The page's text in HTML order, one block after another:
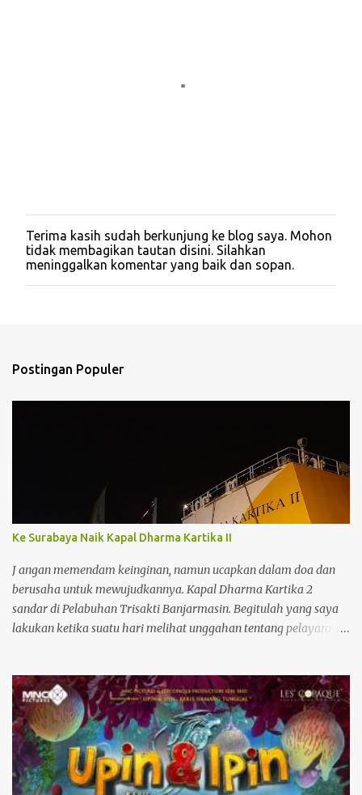
P
o
s
t
m
n
Terima kasih sudah berkunjung ke blog saya. Mohon
tidak membagikan tautan disini. Silahkan
meninggalkan komentar yang baik dan sopan.
Postingan Populer
Ke Surabaya Naik Kapal Dharma Kartika II
J angan memendam keinginan, namun ucapkan dalam doa dan
berusaha untuk mewujudkannya. Kapal Dharma Kartika 2
sandar di Pelabuhan Trisakti Banjarmasin. Begitulah yang saya
lakukan ketika suatu hari melihat unggahan tentang pelayaran
penyeberangan dari Surabaya ke Banjarmasin dan sebaliknya.
Melihat foto-foto yang cantik, saya berniat untuk menjadi salah
satu penumpangnya. Entah kapan. Keinginan yang tidak biasa
sebab belum pernah naik kapal besar seperti itu. Pengalaman
saya cuma naik kapal penyeberangan dari Batulicin ke Kotabaru
di Kalimantan Selatan. Lama tempuh penyeberangan hanya 1